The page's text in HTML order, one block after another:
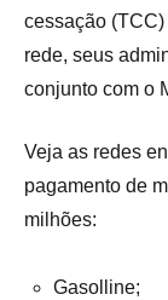
cessação
rede, seus
conjunto com o
Veja as redes
pagamento de
milhões:
Gasolline;